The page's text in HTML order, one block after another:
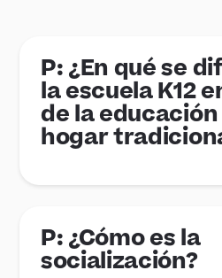
P: ¿En qué se
la escuela K12
de la educación
hogar
P: ¿Cómo es la
socialización?